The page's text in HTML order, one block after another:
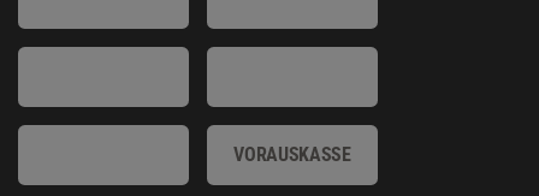
VORAUSKASSE